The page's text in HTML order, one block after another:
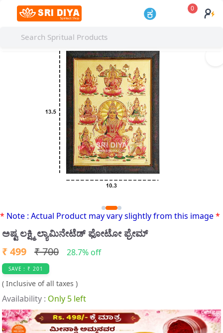
0
I
e
m
3
o
f
3
* Note : Actual Product may vary slightly from this image*
ಅಷ್ಟ ಲಕ್ಷ್ಮಿ ಲ್ಯಾಮಿನೇಟೆಡ್ ಫೋಟೋ ಫ್ರೇಮ್
₹ 499 ₹ 700 28.7% off
SAVE : ₹ 201
( Inclusive of all taxes )
Availability : Only 5 left